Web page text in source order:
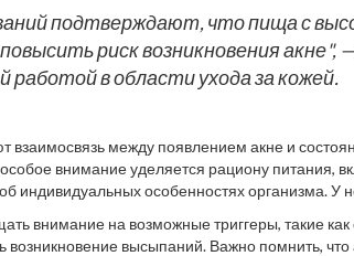
подтверждают, что пища с
риск возникновения
работой в области ухода за кожей.
взаимосвязь между появлением акне и
внимание уделяется рациону питания,
индивидуальных особенностях организма. У
внимание на возможные триггеры, такие как
высыпаний. Важно помнить,